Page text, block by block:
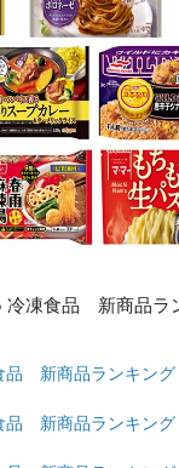
冷凍食品 新商品ラ
新商品ランキング
新商品ランキング